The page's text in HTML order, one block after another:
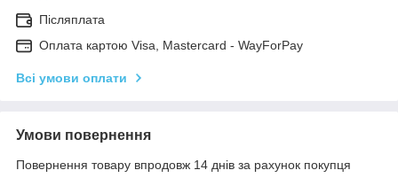
Післяплата
Оплата картою Visa, Mastercard - WayForPay
Всі умови оплати
Умови повернення
Повернення товару впродовж 14 днів за рахунок покупця